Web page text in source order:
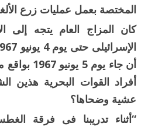
المختصة بعمل عمليات زرع
كان المزاج العام يتجه إلى
أن جاء يوم 5
أفراد القوات البحرية هذين
عشية وضحاها؟
“أثناء تدريبنا فى فرقة